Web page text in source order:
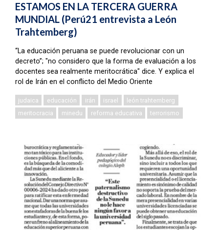
ESTAMOS EN LA TERCERA GUERRA
MUNDIAL (Perú21 entrevista a León
Trahtemberg)
“La educación peruana se puede revolucionar con un
decreto”; "no considero que la forma de evaluación a los
docentes sea realmente meritocrática" dice. Y explica el
rol de Irán en el conflicto del Medio Oriente
judaica educación irán israel
león trahtemberg
meritocracia
minedu reforma educativa terrorismo